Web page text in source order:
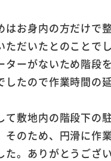
お身内の方だけで
だいたとのことでし
ーがないため階段
たので作業時間の
敷地内の階段下の
のため、円滑に作
。ありがとうござ